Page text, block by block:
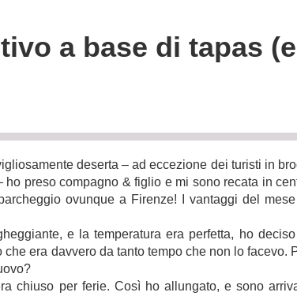
a base di tapas (e
deserta – ad eccezione dei turisti in
preso compagno & figlio e mi sono recata in
ovunque a Firenze! I vantaggi del
e la temperatura era perfetta, ho
era davvero da tanto tempo che non lo facevo.
chiuso per ferie. Così ho allungato, e sono